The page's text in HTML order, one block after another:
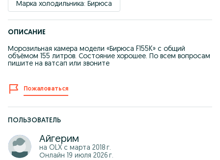
Марка холодильника: Бирюса
ОПИСАНИЕ
Морозильная камера модели «Бирюса F155K» с общий
объёмом 155 литров. Состояние хорошее. По всем вопросам
пишите на ватсап или звоните
Пожаловаться
ПОЛЬЗОВАТЕЛЬ
Айгерим
на OLX с марта 2018 г.
Онлайн 19 июля 2026 г.